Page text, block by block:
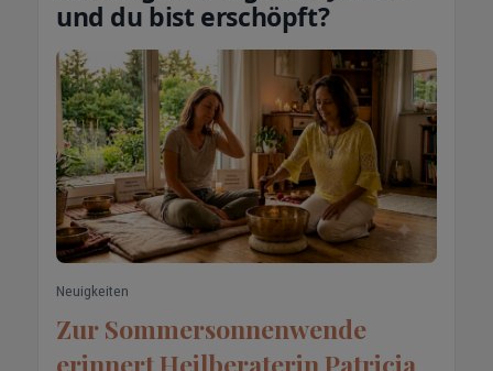
und du bist erschöpft?
Neuigkeiten
Zur Sommersonnenwende
erinnert Heilberaterin Patricia